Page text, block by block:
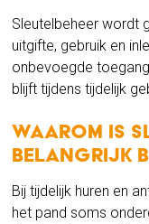
Sleutelbeheer wordt
uitgifte, gebruik en
onbevoegde
blijft tijdens tijdelijk
Waarom is
belangrijk
Bij tijdelijk huren en
het pand soms